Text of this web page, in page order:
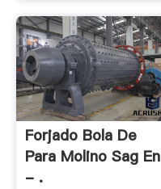
Forjado Bola De
Para Molino Sag En
- .